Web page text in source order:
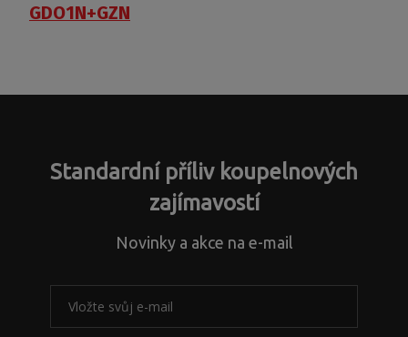
GDO1N+GZN
Standardní příliv koupelnových
zajímavostí
Novinky a akce na e-mail